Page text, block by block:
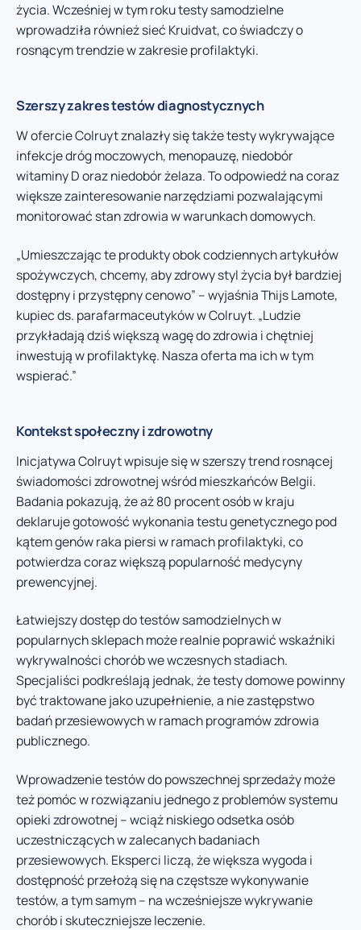
życia. Wcześniej w tym roku testy samodzielne
wprowadziła również sieć Kruidvat, co świadczy o
rosnącym trendzie w zakresie profilaktyki.
Szerszy zakres testów diagnostycznych
W ofercie Colruyt znalazły się także testy wykrywające
infekcje dróg moczowych, menopauzę, niedobór
witaminy D oraz niedobór żelaza. To odpowiedź na coraz
większe zainteresowanie narzędziami pozwalającymi
monitorować stan zdrowia w warunkach domowych.
„Umieszczając te produkty obok codziennych artykułów
spożywczych, chcemy, aby zdrowy styl życia był bardziej
dostępny i przystępny cenowo” – wyjaśnia Thijs Lamote,
kupiec ds. parafarmaceutyków w Colruyt. „Ludzie
przykładają dziś większą wagę do zdrowia i chętniej
inwestują w profilaktykę. Nasza oferta ma ich w tym
wspierać.”
Kontekst społeczny i zdrowotny
Inicjatywa Colruyt wpisuje się w szerszy trend rosnącej
świadomości zdrowotnej wśród mieszkańców Belgii.
Badania pokazują, że aż 80 procent osób w kraju
deklaruje gotowość wykonania testu genetycznego pod
kątem genów raka piersi w ramach profilaktyki, co
potwierdza coraz większą popularność medycyny
prewencyjnej.
Łatwiejszy dostęp do testów samodzielnych w
popularnych sklepach może realnie poprawić wskaźniki
wykrywalności chorób we wczesnych stadiach.
Specjaliści podkreślają jednak, że testy domowe powinny
być traktowane jako uzupełnienie, a nie zastępstwo
badań przesiewowych w ramach programów zdrowia
publicznego.
Wprowadzenie testów do powszechnej sprzedaży może
też pomóc w rozwiązaniu jednego z problemów systemu
opieki zdrowotnej – wciąż niskiego odsetka osób
uczestniczących w zalecanych badaniach
przesiewowych. Eksperci liczą, że większa wygoda i
dostępność przełożą się na częstsze wykonywanie
testów, a tym samym – na wcześniejsze wykrywanie
chorób i skuteczniejsze leczenie.